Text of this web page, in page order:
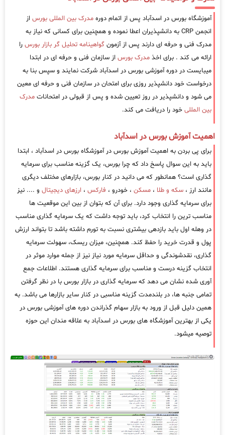
آموزشگاه بورس در اسدآباد پس از اتمام دوره مدرک بین المللی بورس از
انجمن CRP به دانشپذیران اعطا نموده و همچنین برای کسانی که نیاز به
مدرک فنی و حرفه ای دارند پس از آزمون گواهینامه تحلیل گر بازار بورس را
ارائه می کند . برای اخذ مدرک بورس از سازمان فنی و حرفه ای در ابتدا
میبایست در دوره آموزشی بورس در اسدآباد شرکت نمایند و سپس بنا به
درخواست خود دانشپذیر روزی برای امتحان در سازمان فنی و حرفه ای معین
می شود و دانشپذیر در روز تعیین شده و پس از قبولی در امتحانات مدرک
بین المللی خود را دریافت می کند.
اهمیت آموزش بورس در اسدآباد
برای پی بردن به اهمیت آموزش بورس در آموزشگاه بورس در اسدآباد ، ابتدا
باید به این سوال پاسخ داد که چرا بورس، یک گزینه مناسب برای سرمایه
گذاری است؟ همانطور که می دانید در کنار بورس، بازارهای مختلف دیگری
مانند ارز ، سکه و طلا ، مسکن ، خودرو ، فارکس ، ارزهای دیجیتال و .... نیز
برای سرمایه گذاری وجود دارد. برای آن که بتوان از بین این موقعیت ها
مناسب ترین را انتخاب کرد، باید توجه داشت که یک سرمایه گذاری مناسب
در وهله اول باید بازدهی بیشتری نسبت به تورم داشته باشد تا بتواند ارزش
پول و قدرت خرید را حفظ کند. همچنین، میزان ریسک، سهولت سرمایه
گذاری، نقدشوندگی و حداقل سرمایه مورد نیاز نیز از جمله موارد موثر در
انتخاب گزینه درست و مناسب برای سرمایه گذاری هستند. اطلاعات جمع
آوری شده نشان می دهد که سرمایه گذاری در بازار بورس با در نظر گرفتن
تمامی جنبه ها، در بلندمدت گزینه مناسبی در کنار سایر بازارها می باشد. به
همین دلیل قبل از ورود به بازار سهام گذراندن دوره های آموزشی بورس در
یکی از بهترین آموزشگاه های بورس در اسدآباد به علاقه مندان این حوزه
توصیه میشود.